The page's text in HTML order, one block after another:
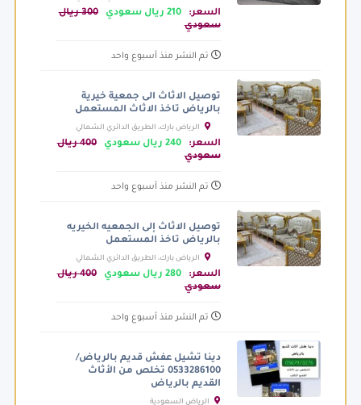
الفرعي، الرياض السعودية
السعر: 210 ريال سعودي
300 ريال
سعودي
تم النشر منذ أسبوع واحد
توصيل الاثاث الى جمعية خيرية
بالرياض تاخذ الاثاث المستعمل
الرياض بارك، الطريق الدائري الشمالي
الفرعي، الرياض السعودية
السعر: 240 ريال سعودي
400 ريال
سعودي
تم النشر منذ أسبوع واحد
توصيل الاثاث إلى الجمعيه الخيريه
بالرياض تاخذ المستعمل
الرياض بارك، الطريق الدائري الشمالي
الفرعي، الرياض السعودية
السعر: 280 ريال سعودي
400 ريال
سعودي
تم النشر منذ أسبوع واحد
دينا تشيل عفش قديم بالرياض/
0533286100 تخلص من الأثاث
القديم بالرياض